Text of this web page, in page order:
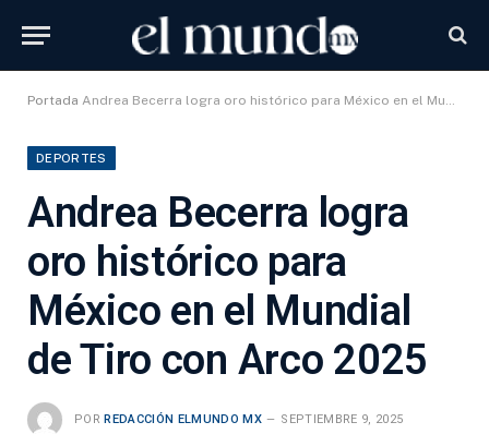
Portada Andrea Becerra logra oro histórico para México en el Mundial de Tiro con Arco 2025
DEPORTES
Andrea Becerra logra
oro histórico para
México en el Mundial
de Tiro con Arco 2025
POR REDACCIÓN ELMUNDO MX SEPTIEMBRE 9, 2025